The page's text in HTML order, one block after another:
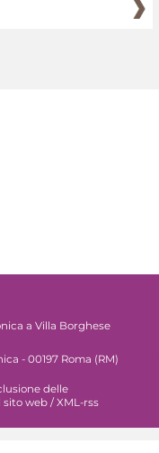
a Villa Borghese
- 00197 Roma (RM)
delle
sito web / XML-rss